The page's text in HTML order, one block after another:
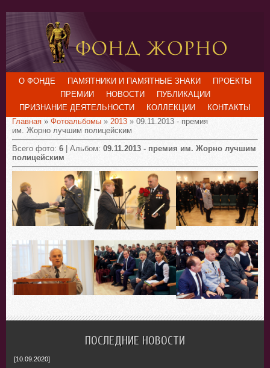
О ФОНДЕ ПАМЯТНИКИ И ПАМЯТНЫЕ ЗНАКИ
ПРОЕКТЫ
ПРЕМИИ
НОВОСТИ
ПУБЛИКАЦИИ
ПРИЗНАНИЕ ДЕЯТЕЛЬНОСТИ
КОЛЛЕКЦИИ
КОНТАКТЫ
Главная » Фотоальбомы » 2013 » 09.11.2013 - премия
им. Жорно лучшим полицейским
Всего фото: 6 | Альбом: 09.11.2013 - премия им. Жорно лучшим
полицейским
ПОСЛЕДНИЕ НОВОСТИ
[10.09.2020]